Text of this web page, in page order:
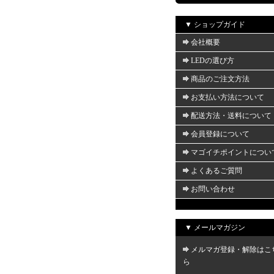
▼ ショップガイド
会社概要
LEDの選び方
商品のご注文方法
お支払い方法について
配送方法・送料について
会員登録について
マゴイチポイントについ
よくあるご質問
お問い合わせ
▼ メールマガジン
メルマガ登録・解除はこ
ら